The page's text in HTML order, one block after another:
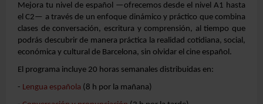
Mejora tu nivel de español —ofrecemos desde el nivel A1 hasta
el C2— a través de un enfoque dinámico y práctico que combina
clases de conversación, escritura y comprensión, al tiempo que
podrás descubrir de manera práctica la realidad cotidiana, social,
económica y cultural de Barcelona, sin olvidar el cine español.
El programa incluye 20 horas semanales distribuidas en:
- Lengua española (8 h por la mañana)